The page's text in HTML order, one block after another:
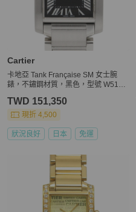
Cartier
卡地亞 Tank Française SM 女士腕
錶，不鏽鋼材質，黑色，型號 W5102
TWD 151,350
現折 4,500
狀況良好 日本 免運